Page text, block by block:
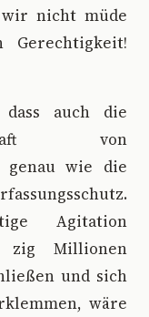
nicht müde
Gerechtigkeit!
auch die
von
genau wie die
Agitation
zig Millionen
und sich
wäre